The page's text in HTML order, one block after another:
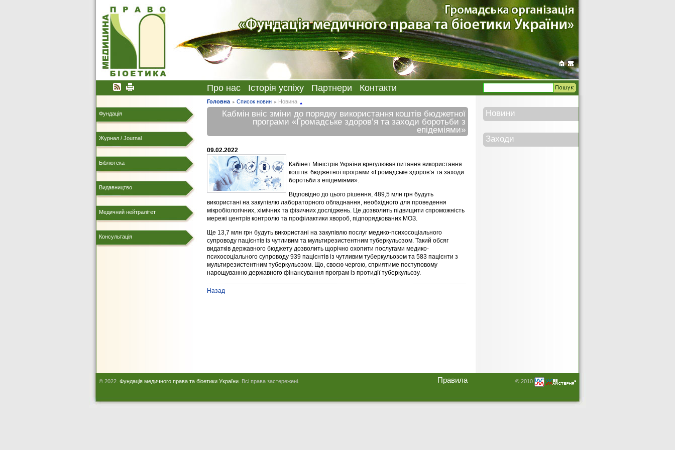
Про нас Історія успіху Партнери Контакти
Головна Список новин Новина
Фундація
Журнал / Journal
Бібліотека
Видавництво
Медичний нейтралітет
Консультація
Кабмін вніс зміни до порядку використання коштів бюджетної
програми «Громадське здоров’я та заходи боротьби з
епідеміями»
09.02.2022
Кабінет Міністрів України врегулював питання використання
коштів бюджетної програми «Громадське здоров’я та заходи
боротьби з епідеміями».
Відповідно до цього рішення, 489,5 млн грн будуть
використані на закупівлю лабораторного обладнання, необхідного для проведення
мікробіологічних, хімічних та фізичних досліджень. Це дозволить підвищити спроможність
мережі центрів контролю та профілактики хвороб, підпорядкованих МОЗ.
Ще 13,7 млн грн будуть використані на закупівлю послуг медико-психосоціального
супроводу пацієнтів із чутливим та мультирезистентним туберкульозом. Такий обсяг
видатків державного бюджету дозволить щорічно охопити послугами медико-
психосоціального супроводу 939 пацієнтів із чутливим туберкульозом та 583 пацієнти з
мультирезистентним туберкульозом. Що, своєю чергою, сприятиме поступовому
нарощуванню державного фінансування програм із протидії туберкульозу.
Назад
Новини
Заходи
© 2022. Фундація медичного права та біоетики України . Всі права застережені. Правила © 2010